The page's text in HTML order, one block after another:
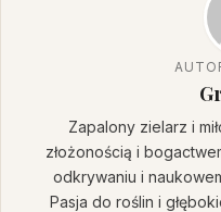
Zapalony zielarz i
złożonością i
odkrywaniu i
Pasja do roślin i